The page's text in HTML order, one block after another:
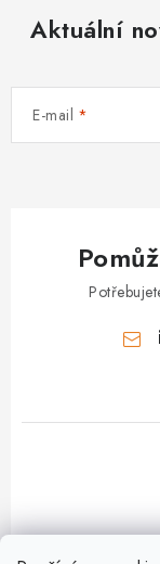
Aktuální
E-mail